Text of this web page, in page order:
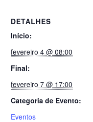
DETALHES
Início:
fevereiro 4 @ 08:00
Final:
fevereiro 7 @ 17:00
Categoria de Evento:
Eventos